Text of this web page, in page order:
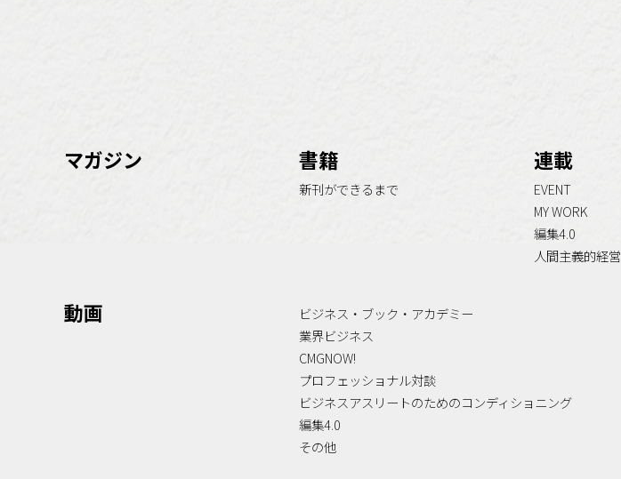
マガジン 書籍
新刊ができるまで
連載
EVENT
MY WORK
編集4.0
人間主義的経営
動画
ビジネス・ブック・アカデミー
業界ビジネス
CMGNOW!
プロフェッショナル対談
ビジネスアスリートのためのコンディショニング
編集4.0
その他